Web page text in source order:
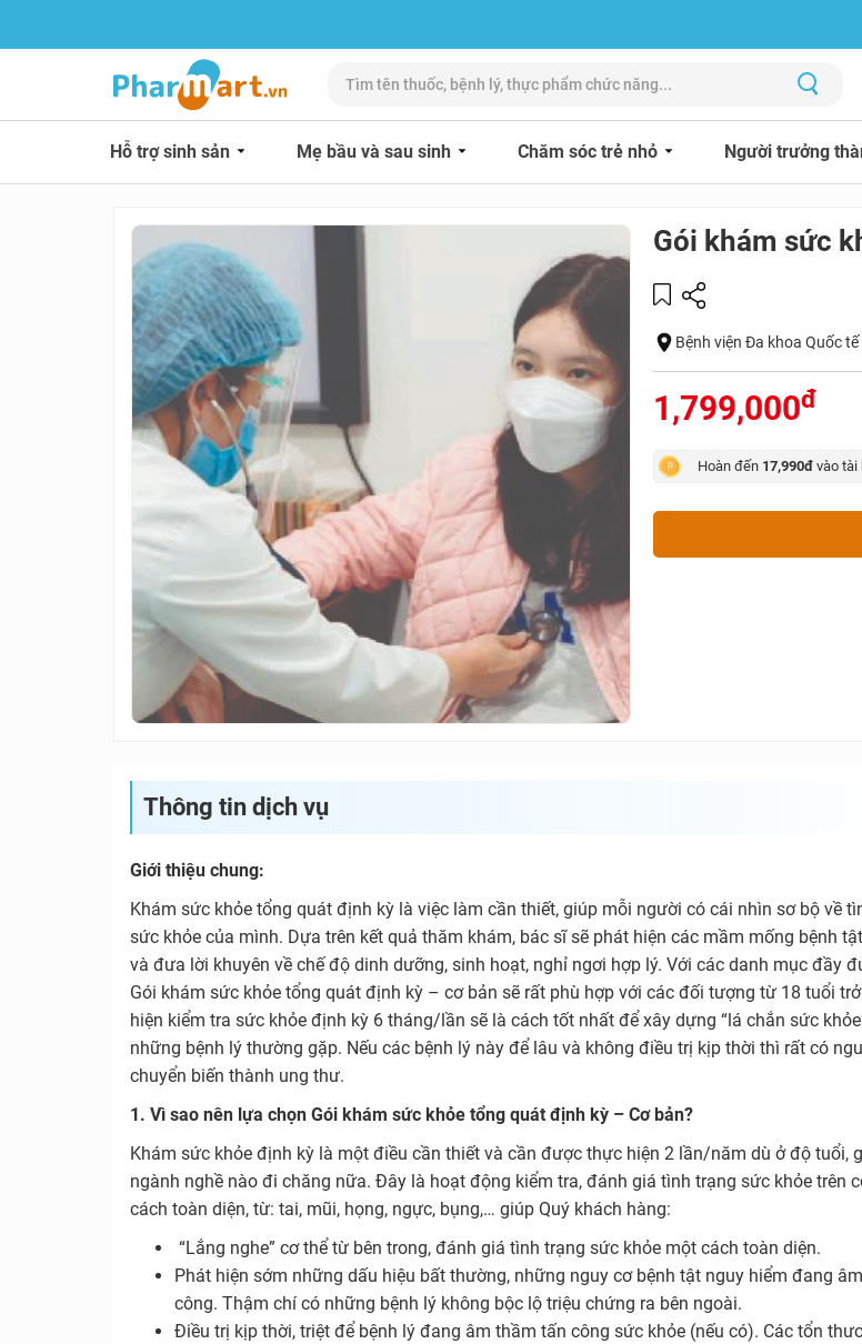
Hỗ trợ sinh sản Mẹ bầu và sau sinh Chăm sóc trẻ nhỏ Người trưởng
Gói khám sức
Bệnh viện Đa khoa Quốc tế
1,799,000đ
Hoàn đến 17,990đ vào tài
Thông tin dịch vụ
Giới thiệu chung:
Khám sức khỏe tổng quát định kỳ là việc làm cần thiết, giúp mỗi người có cái nhìn sơ bộ về
sức khỏe của mình. Dựa trên kết quả thăm khám, bác sĩ sẽ phát hiện các mầm mống bệnh
và đưa lời khuyên về chế độ dinh dưỡng, sinh hoạt, nghỉ ngơi hợp lý. Với các danh mục đầy
Gói khám sức khỏe tổng quát định kỳ – cơ bản sẽ rất phù hợp với các đối tượng từ 18 tuổi
hiện kiểm tra sức khỏe định kỳ 6 tháng/lần sẽ là cách tốt nhất để xây dựng “lá chắn sức
những bệnh lý thường gặp. Nếu các bệnh lý này để lâu và không điều trị kịp thời thì rất có
chuyển biến thành ung thư.
1. Vì sao nên lựa chọn Gói khám sức khỏe tổng quát định kỳ – Cơ bản?
Khám sức khỏe định kỳ là một điều cần thiết và cần được thực hiện 2 lần/năm dù ở độ tuổi,
ngành nghề nào đi chăng nữa. Đây là hoạt động kiểm tra, đánh giá tình trạng sức khỏe trên
cách toàn diện, từ: tai, mũi, họng, ngực, bụng,… giúp Quý khách hàng:
“Lắng nghe” cơ thể từ bên trong, đánh giá tình trạng sức khỏe một cách toàn diện.
Phát hiện sớm những dấu hiệu bất thường, những nguy cơ bệnh tật nguy hiểm đang
công. Thậm chí có những bệnh lý không bộc lộ triệu chứng ra bên ngoài.
Điều trị kịp thời, triệt để bệnh lý đang âm thầm tấn công sức khỏe (nếu có). Các tổn